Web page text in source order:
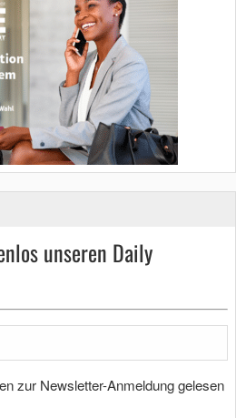
unseren Daily
zur Newsletter-Anmeldung gelesen